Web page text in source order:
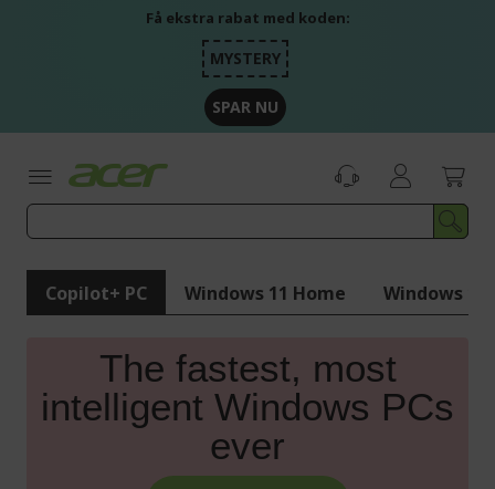
Få ekstra rabat med koden:
MYSTERY
SPAR NU
Copilot+ PC Windows 11 Home Windows 11
The fastest, most
intelligent Windows PCs
ever